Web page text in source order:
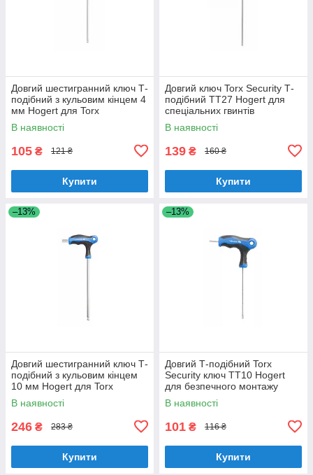
Довгий шестигранний ключ Т-
подібний з кульовим кінцем 4
мм Hogert для Torx
(HT1W854)
В наявності
105 ₴ 121 ₴
Купити
Довгий ключ Torx Security Т-
подібний TT27 Hogert для
спеціальних гвинтів
(HT1W873)
В наявності
139 ₴ 160 ₴
Купити
–13%
Довгий шестигранний ключ Т-
подібний з кульовим кінцем
10 мм Hogert для Torx
(HT1W859)
В наявності
246 ₴ 283 ₴
Купити
–13%
Довгий Т-подібний Torx
Security ключ TT10 Hogert
для безпечного монтажу
(HT1W869)
В наявності
101 ₴ 116 ₴
Купити